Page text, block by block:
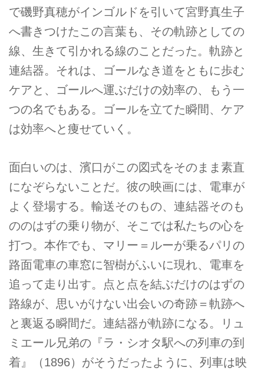
で磯野真穂がインゴルドを引いて宮野真生子
へ書きつけたこの言葉も、その軌跡としての
線、生きて引かれる線のことだった。軌跡と
連結器。それは、ゴールなき道をともに歩む
ケアと、ゴールへ運ぶだけの効率の、もう一
つの名でもある。ゴールを立てた瞬間、ケア
は効率へと痩せていく。
面白いのは、濱口がこの図式をそのまま素直
になぞらないことだ。彼の映画には、電車が
よく登場する。輸送そのもの、連結器そのも
ののはずの乗り物が、そこでは私たちの心を
打つ。本作でも、マリー＝ルーが乗るパリの
路面電車の車窓に智樹がふいに現れ、電車を
追って走り出す。点と点を結ぶだけのはずの
路線が、思いがけない出会いの奇跡＝軌跡へ
と裏返る瞬間だ。連結器が軌跡になる。リュ
ミエール兄弟の『ラ・シオタ駅への列車の到
着』（1896）がそうだったように、列車は映